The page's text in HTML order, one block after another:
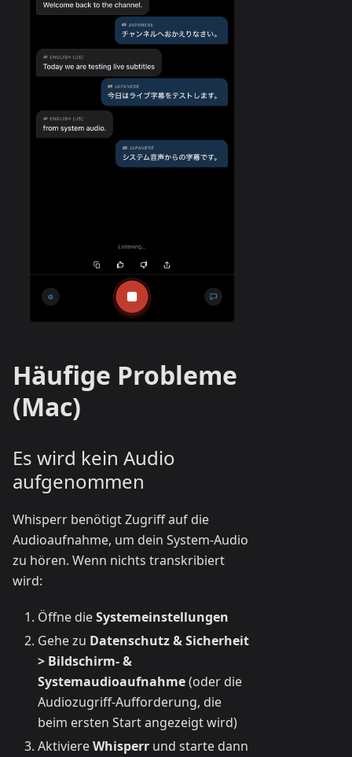
Häufige Probleme
(Mac)
Es wird kein Audio
aufgenommen
Whisperr benötigt Zugriff auf die
Audioaufnahme, um dein System-Audio
zu hören. Wenn nichts transkribiert
wird:
Öffne dieSystemeinstellungen
Gehe zu Datenschutz & Sicherheit
> Bildschirm- &
Systemaudioaufnahme(oder die
Audiozugriff-Aufforderung, die
beim ersten Start angezeigt wird)
AktiviereWhisperr und starte dann